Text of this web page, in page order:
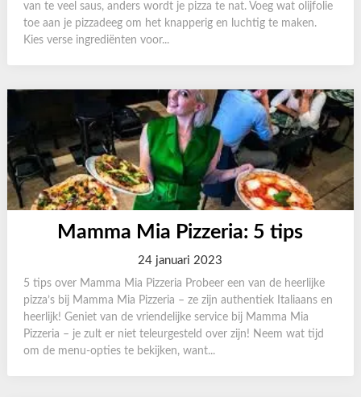
van te veel saus, anders wordt je pizza te nat. Voeg wat olijfolie
toe aan je pizzadeeg om het knapperig en luchtig te maken.
Kies verse ingrediënten voor...
Mamma Mia Pizzeria: 5 tips
24 januari 2023
5 tips over Mamma Mia Pizzeria Probeer een van de heerlijke
pizza’s bij Mamma Mia Pizzeria – ze zijn authentiek Italiaans en
heerlijk! Geniet van de vriendelijke service bij Mamma Mia
Pizzeria – je zult er niet teleurgesteld over zijn! Neem wat tijd
om de menu-opties te bekijken, want...